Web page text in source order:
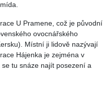
U Pramene, což je původní
ovocnářského
Místní ji lidově nazývají
Hájenka je zejména v
tu snáze najít posezení a